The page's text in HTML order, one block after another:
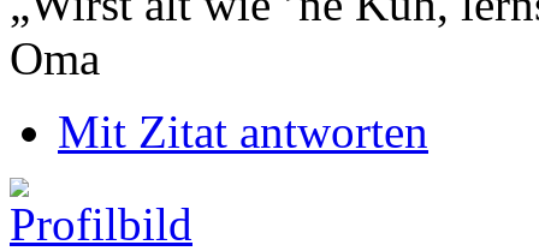
Oma
Mit Zitat antworten